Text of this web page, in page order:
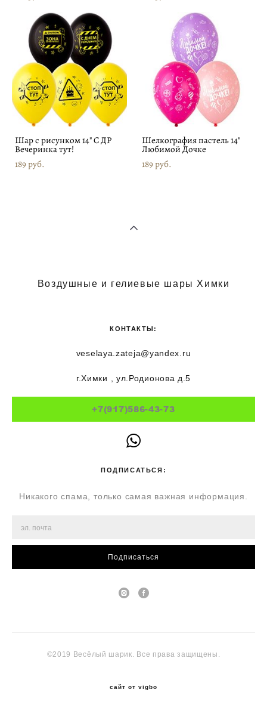
Шар с рисунком 14" С ДР
Вечеринка тут!
189 pуб.
Шелкография пастель 14"
Любимой Дочке
189 pуб.
Воздушные и гелиевые шары Химки
КОНТАКТЫ:
veselaya.zateja@yandex.ru
г.Химки , ул.Родионова д.5
+7(917)586-43-73
ПОДПИСАТЬСЯ:
Никакого спама, только самая важная информация.
Подписаться
©2019 Весёлый шарик. Все права защищены.
сайт от vigbo